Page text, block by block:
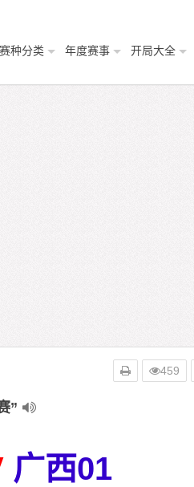
赛种分类 年度赛事 开局大全
”
广西01
459